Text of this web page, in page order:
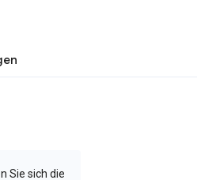
Sie sich die